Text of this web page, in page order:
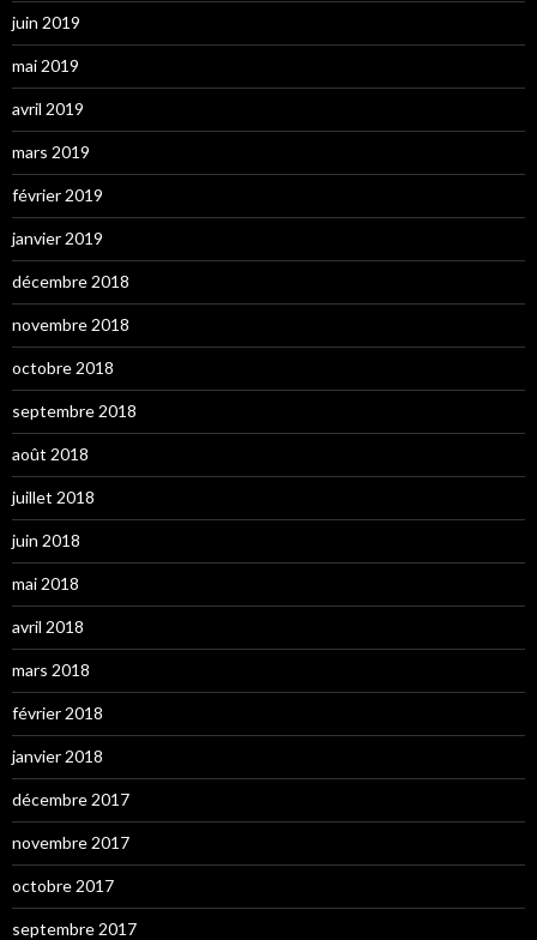
juin 2019
mai 2019
avril 2019
mars 2019
février 2019
janvier 2019
décembre 2018
novembre 2018
octobre 2018
septembre 2018
août 2018
juillet 2018
juin 2018
mai 2018
avril 2018
mars 2018
février 2018
janvier 2018
décembre 2017
novembre 2017
octobre 2017
septembre 2017